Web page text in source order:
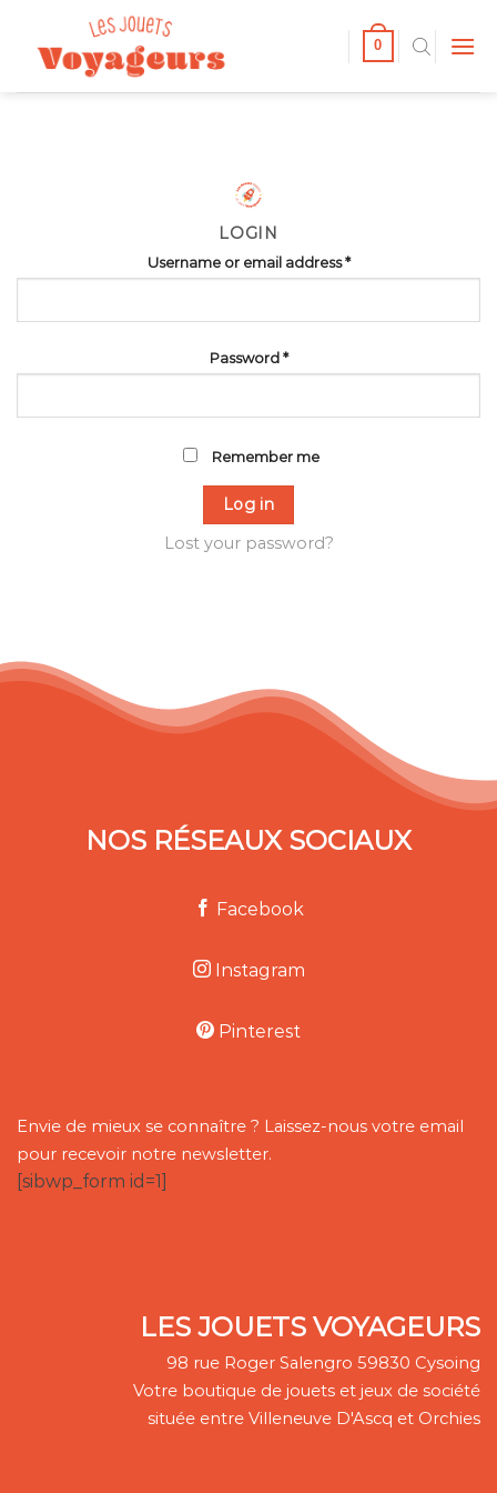
contenu
0
LOGIN
Username or email address*
Password*
Remember me
Log in
Lost your password?
NOS RÉSEAUX SOCIAUX
Facebook
Instagram
Pinterest
Envie de mieux se connaître ? Laissez-nous votre email
pour recevoir notre newsletter.
[sibwp_form id=1]
LES JOUETS VOYAGEURS
98 rue Roger Salengro 59830 Cysoing
Votre boutique de jouets et jeux de société
située entre Villeneuve D'Ascq et Orchies